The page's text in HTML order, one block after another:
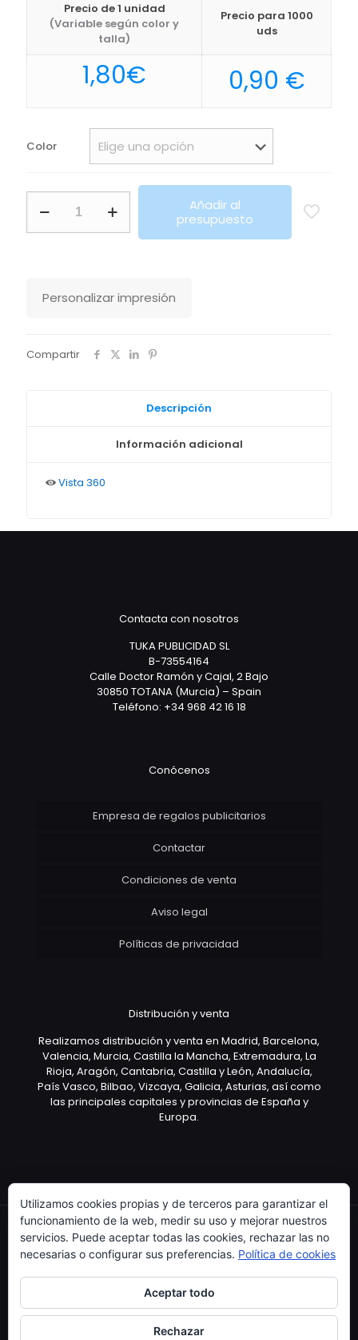
Precio de 1 unidad
(Variable según color y
talla)
Precio para 1000
uds
1,80€ 0,90 €
Color
Bestla
Makito
Añadir al
presupuesto
Personalizar impresión
Compartir
Descripción
Información adicional
Vista 360
Contacta con nosotros
TUKA PUBLICIDAD SL
B-73554164
Calle Doctor Ramón y Cajal, 2 Bajo
30850 TOTANA (Murcia) – Spain
Teléfono: +34 968 42 16 18
Conócenos
Empresa de regalos publicitarios
Contactar
Condiciones de venta
Aviso legal
Políticas de privacidad
Distribución y venta
Realizamos distribución y venta en Madrid, Barcelona,
Valencia, Murcia, Castilla la Mancha, Extremadura, La
Rioja, Aragón, Cantabria, Castilla y León, Andalucía,
País Vasco, Bilbao, Vizcaya, Galicia, Asturias, así como
las principales capitales y provincias de España y
Europa.
Utilizamos cookies propias y de terceros para garantizar el
funcionamiento de la web, medir su uso y mejorar nuestros
servicios. Puede aceptar todas las cookies, rechazar las no
necesarias o configurar sus preferencias. Política de cookies
Aceptar todo
Rechazar